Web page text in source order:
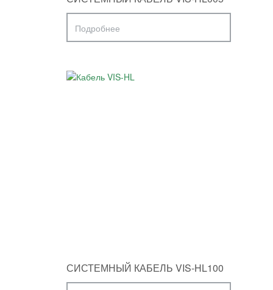
Подробнее
СИСТЕМНЫЙ КАБЕЛЬ VIS-HL100